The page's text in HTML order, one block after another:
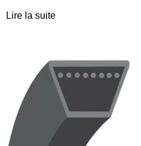
Lire la suite